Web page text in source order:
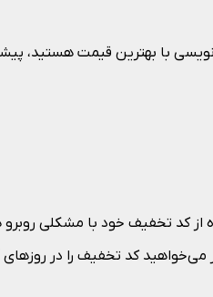
با بهترین قیمت هستید،
کد تخفیف خود با مشکلی روبرو
کد تخفیف را در روزهای